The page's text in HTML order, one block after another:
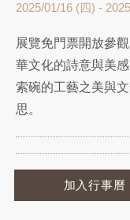
2025/01/16 (四) -
展覽免門票開放參
華文化的詩意與美
索碗的工藝之美與
思。
加入行事曆